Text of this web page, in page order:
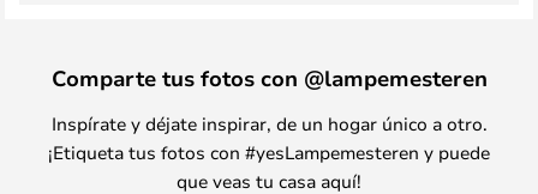
Comparte tus fotos con @lampemesteren
Inspírate y déjate inspirar, de un hogar único a otro.
¡Etiqueta tus fotos con #yesLampemesteren y puede
que veas tu casa aquí!